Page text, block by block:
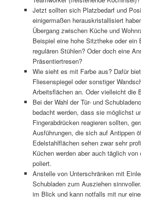
Jetzt sollten sich Platzbedarf und
einigermaßen herauskristallisiert
Übergang zwischen Küche und
Beispiel eine hohe Sitztheke oder ein
regulären Stühlen? Oder doch eine
Präsentiertresen?
Wie sieht es mit Farbe aus? Dafür
Fliesenspiegel oder sonstiger
Arbeitsflächen an. Oder vielleicht die
Bei der Wahl der Tür- und
bedacht werden, dass sie möglichst
Fingerabdrücken reagieren sollten,
Ausführungen, die sich auf Antippen
Edelstahlflächen sehen zwar sehr
Küchen werden aber auch täglich
poliert.
Anstelle von Unterschränken mit
Schubladen zum Ausziehen
im Blick und kann notfalls mit nur